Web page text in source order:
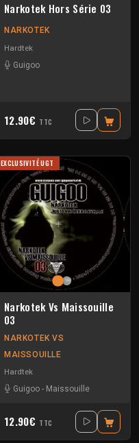
Narkotek Hors Série 03
NARKOTEK
Hardtek
Guigoo
12.90€ TTC
EXCLUSIVITÉ UGT
Narkotek Vs Maissouille
03
NARKOTEK VS
MAISSOUILLE
Hardtek
Guigoo - Maissouille
12.90€ TTC